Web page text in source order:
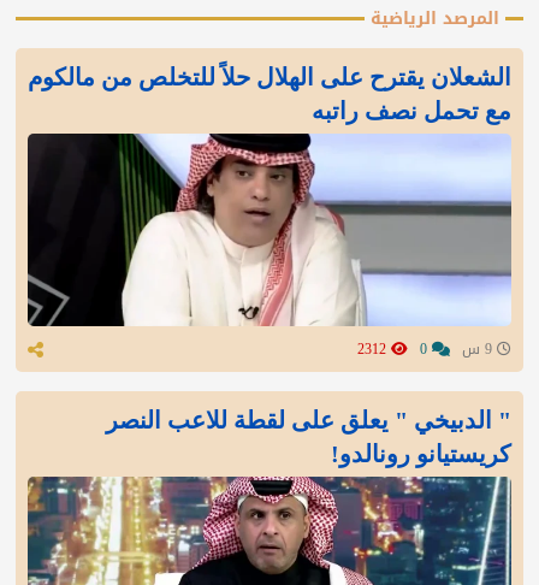
المرصد الرياضية
الشعلان يقترح على الهلال حلاً للتخلص من مالكوم
مع تحمل نصف راتبه
" الدبيخي " يعلق على لقطة للاعب النصر
كريستيانو رونالدو!